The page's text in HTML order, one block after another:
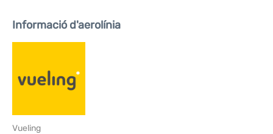
Informació d'aerolínia
Vueling